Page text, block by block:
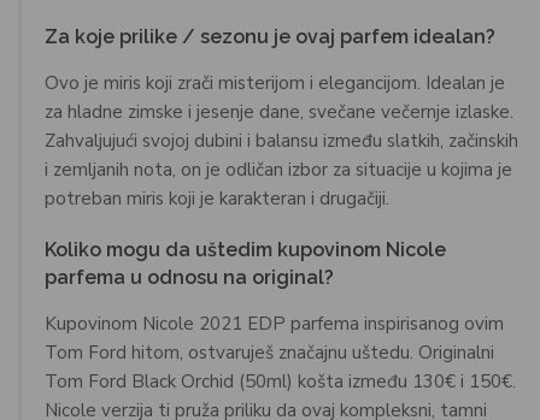
Za koje prilike / sezonu je ovaj parfem idealan?
Ovo je miris koji zrači misterijom i elegancijom. Idealan je
za hladne zimske i jesenje dane, svečane večernje izlaske.
Zahvaljujući svojoj dubini i balansu između slatkih, začinskih
i zemljanih nota, on je odličan izbor za situacije u kojima je
potreban miris koji je karakteran i drugačiji.
Koliko mogu da uštedim kupovinom Nicole
parfema u odnosu na original?
Kupovinom Nicole 2021 EDP parfema inspirisanog ovim
Tom Ford hitom, ostvaruješ značajnu uštedu. Originalni
Tom Ford Black Orchid (50ml) košta između 130€ i 150€.
Nicole verzija ti pruža priliku da ovaj kompleksni, tamni